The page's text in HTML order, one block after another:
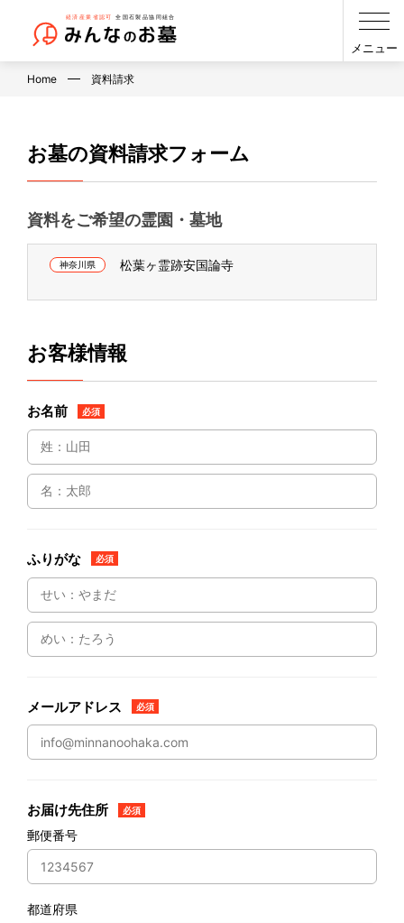
メニュー
Home 資料請求
お墓の資料請求フォーム
資料をご希望の霊園・墓地
神奈川県 松葉ヶ霊跡安国論寺
お客様情報
お名前 必須
ふりがな 必須
メールアドレス 必須
お届け先住所 必須
郵便番号
都道府県